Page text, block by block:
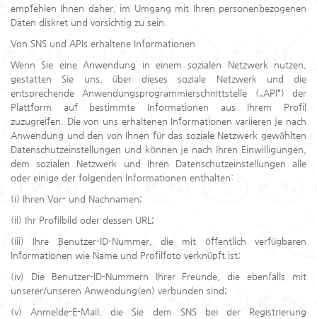
empfehlen Ihnen daher, im Umgang mit Ihren personenbezogenen
Daten diskret und vorsichtig zu sein.
Von SNS und APIs erhaltene Informationen
Wenn Sie eine Anwendung in einem sozialen Netzwerk nutzen,
gestatten Sie uns, über dieses soziale Netzwerk und die
entsprechende Anwendungsprogrammierschnittstelle („API“) der
Plattform auf bestimmte Informationen aus Ihrem Profil
zuzugreifen. Die von uns erhaltenen Informationen variieren je nach
Anwendung und den von Ihnen für das soziale Netzwerk gewählten
Datenschutzeinstellungen und können je nach Ihren Einwilligungen,
dem sozialen Netzwerk und Ihren Datenschutzeinstellungen alle
oder einige der folgenden Informationen enthalten:
(i) Ihren Vor- und Nachnamen;
(ii) Ihr Profilbild oder dessen URL;
(iii) Ihre Benutzer-ID-Nummer, die mit öffentlich verfügbaren
Informationen wie Name und Profilfoto verknüpft ist;
(iv) Die Benutzer-ID-Nummern Ihrer Freunde, die ebenfalls mit
unserer/unseren Anwendung(en) verbunden sind;
(v) Anmelde-E-Mail, die Sie dem SNS bei der Registrierung